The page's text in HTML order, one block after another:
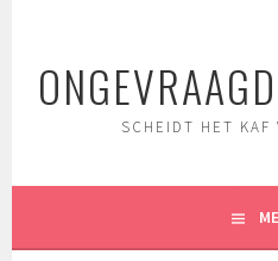
inhoud
SCHEIDT HET KAF